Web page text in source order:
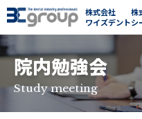
株式会社
ワイズデント
株
シ
院内勉強会
Study meeting